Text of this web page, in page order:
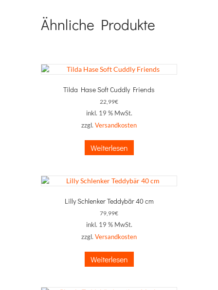
Ähnliche Produkte
Tilda Hase Soft Cuddly Friends
22,99€
inkl. 19 % MwSt.
zzgl. Versandkosten
Weiterlesen
Lilly Schlenker Teddybär 40 cm
79,99€
inkl. 19 % MwSt.
zzgl. Versandkosten
Weiterlesen